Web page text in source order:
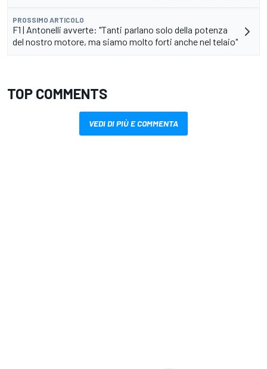
PROSSIMO ARTICOLO
F1 | Antonelli avverte: "Tanti parlano solo della potenza
del nostro motore, ma siamo molto forti anche nel telaio"
TOP COMMENTS
VEDI DI PIÙ E COMMENTA